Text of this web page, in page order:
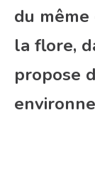
du même
la flore,
propose